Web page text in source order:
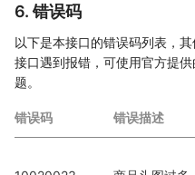
6. 错误码
以下是本接口的错误码列表，
接口遇到报错，可使用官方提供
题。
错误码 错误描述